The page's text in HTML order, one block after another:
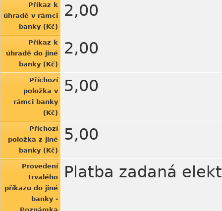
Příkaz k
úhradě v rámci
banky (Kč)
2,00
Příkaz k
úhradě do jiné
banky (Kč)
2,00
Příchozí
položka v
rámci banky
(Kč)
5,00
Příchozí
položka z jiné
banky (Kč)
5,00
Provedení
trvalého
příkazu do jiné
banky -
Platba zadaná